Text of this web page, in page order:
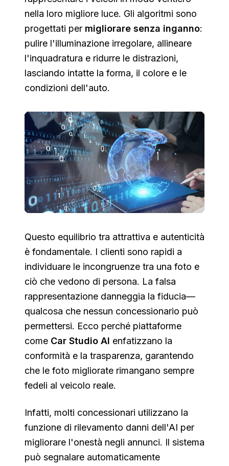
nella loro migliore luce. Gli algoritmi sono
progettati per migliorare senza inganno:
pulire l'illuminazione irregolare, allineare
l'inquadratura e ridurre le distrazioni,
lasciando intatte la forma, il colore e le
condizioni dell'auto.
Questo equilibrio tra attrattiva e autenticità
è fondamentale. I clienti sono rapidi a
individuare le incongruenze tra una foto e
ciò che vedono di persona. La falsa
rappresentazione danneggia la fiducia—
qualcosa che nessun concessionario può
permettersi. Ecco perché piattaforme
come Car Studio AI enfatizzano la
conformità e la trasparenza, garantendo
che le foto migliorate rimangano sempre
fedeli al veicolo reale.
Infatti, molti concessionari utilizzano la
funzione di rilevamento danni dell'AI per
migliorare l'onestà negli annunci. Il sistema
può segnalare automaticamente